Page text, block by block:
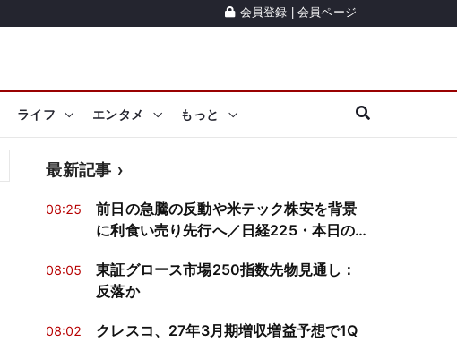
会員登録 会員ページ
ライフ エンタメ もっと
最新記事
08:25
前日の急騰の反動や米テック株安を背景
に利食い売り先行へ／日経225・本日の想
08:05
東証グロース市場250指数先物見通し：
反落か
08:02
クレスコ、27年3月期増収増益予想で1Q